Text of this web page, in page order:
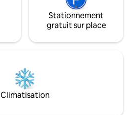
Stationnement
gratuit sur place
Climatisation